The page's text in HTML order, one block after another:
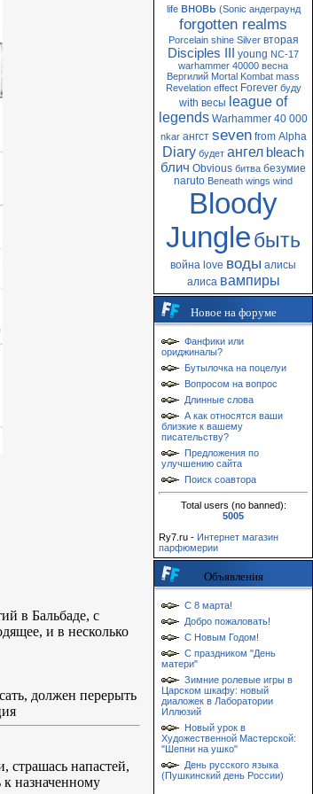
в Бальбаде, с
и в несколько
должен перерыть
страшась напастей,
к назначенному
life вновь (Sonic андеграунд
forgotten realms
Porcelain shine Silver вторая
Disciples III young NC-17
warhammer 40000 весна
Вергилий Mortal Kombat mass
Revelation effect Forever буду
with весы league of
legends Warhammer 40 000
nkar ангст seven from Alpha
Diary будет ангел bleach
блич Obvious битва безумие
naruto Beneath wings wind
Bloody
Jungleбыть
война love воды алисы
алиса вампиры
Новое на форуме
Фанфики или
ориджиналы?
Бутылочка на поцелуи
Вопросом на вопрос
Длинные слова
А как относятся ваши
близкие к вашему
писательству?
Предложения по
улучшению сайта
Поиск соавтора
Total users (no banned):
5005
Ry7.ru - Интернет магазин
парфюмерии
Объявления
С 8 марта!
Добро пожаловать!
С Новым Годом!
С праздником "День
матери"
Зимние ролевые игры в
Царском шкафу: новый
диаложек в Лаборатории
Иллюзий
Новый урок в
Художественной Мастерской:
"Шепни на ушко"
День русского языка
(Пушкинский день России)